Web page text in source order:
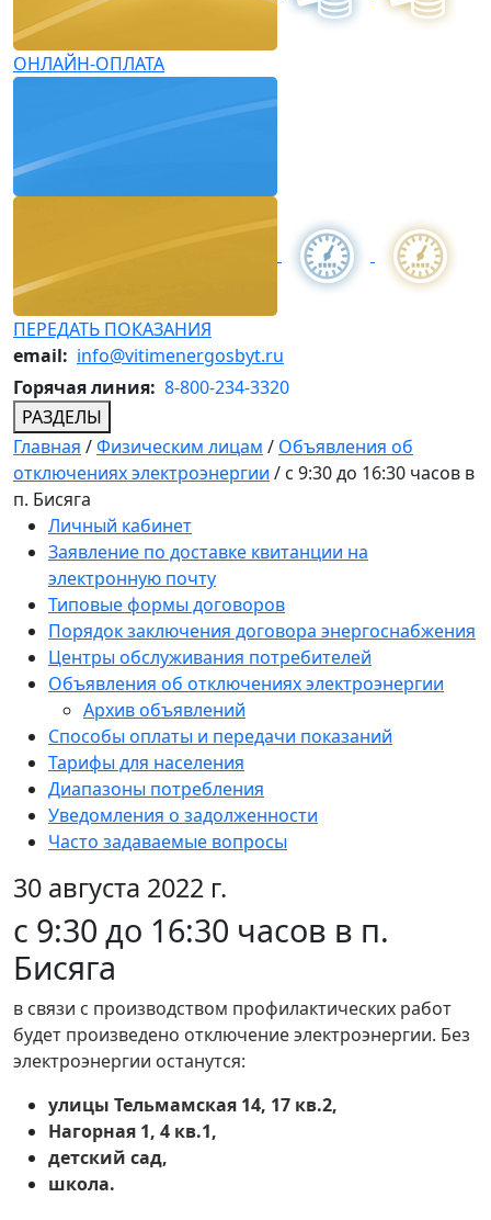
ОНЛАЙН-ОПЛАТА
ПЕРЕДАТЬ ПОКАЗАНИЯ
email: info@vitimenergosbyt.ru
Горячая линия: 8-800-234-3320
РАЗДЕЛЫ
Главная /Физическим лицам / Объявления об
отключениях электроэнергии / с 9:30 до 16:30 часов в
п. Бисяга
Личный кабинет
Заявление по доставке квитанции на
электронную почту
Типовые формы договоров
Порядок заключения договора энергоснабжения
Центры обслуживания потребителей
Объявления об отключениях электроэнергии
Архив объявлений
Способы оплаты и передачи показаний
Тарифы для населения
Диапазоны потребления
Уведомления о задолженности
Часто задаваемые вопросы
30 августа 2022 г.
с 9:30 до 16:30 часов в п.
Бисяга
в связи с производством профилактических работ
будет произведено отключение электроэнергии. Без
электроэнергии останутся:
улицы Тельмамская 14, 17 кв.2,
Нагорная 1, 4 кв.1,
детский сад,
школа.